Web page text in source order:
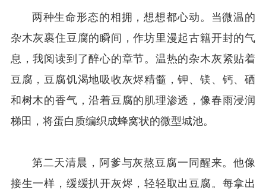
两种生命形态的相拥，想想都心动。当微温的
杂木灰裹住豆腐的瞬间，作坊里漫起古籍开封的气
息，我阅读到了醉心的章节。温热的杂木灰紧贴着
豆腐，豆腐饥渴地吸收灰烬精髓，钾、镁、钙、硒
和树木的香气，沿着豆腐的肌理渗透，像春雨浸润
梯田，将蛋白质编织成蜂窝状的微型城池。
第二天清晨，阿爹与灰熬豆腐一同醒来。他像
接生一样，缓缓扒开灰烬，轻轻取出豆腐。每拿出